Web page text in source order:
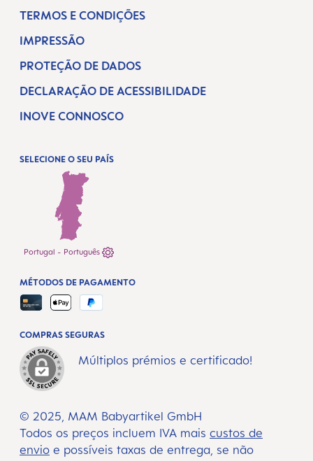
TERMOS E CONDIÇÕES
IMPRESSÃO
PROTEÇÃO DE DADOS
DECLARAÇÃO DE ACESSIBILIDADE
INOVE CONNOSCO
SELECIONE O SEU PAÍS
Portugal - Português
© 2025, MAM Babyartikel GmbH
Todos os preços incluem IVA mais custos de
envio e possíveis taxas de entrega, se não
COMPRAS SEGURAS
Múltiplos prémios e certificado!
MÉTODOS DE PAGAMENTO